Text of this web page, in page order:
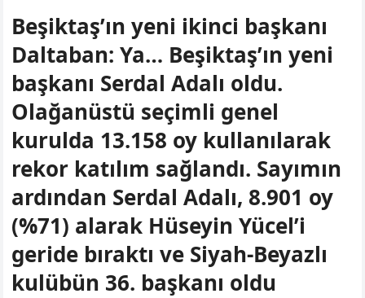
Beşiktaş’ın yeni ikinci başkanı
Daltaban: Ya… Beşiktaş’ın yeni
başkanı Serdal Adalı oldu.
Olağanüstü seçimli genel
kurulda 13.158 oy kullanılarak
rekor katılım sağlandı. Sayımın
ardından Serdal Adalı, 8.901 oy
(%71) alarak Hüseyin Yücel’i
geride bıraktı ve Siyah-Beyazlı
kulübün 36. başkanı oldu